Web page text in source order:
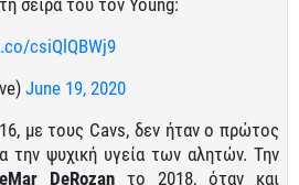
σειρά του τον Young:
csiQlQBWj9
June 19, 2020
με τους Cavs, δεν ήταν ο πρώτος
την ψυχική υγεία των αλητών. Την
DeRozan το 2018, όταν και